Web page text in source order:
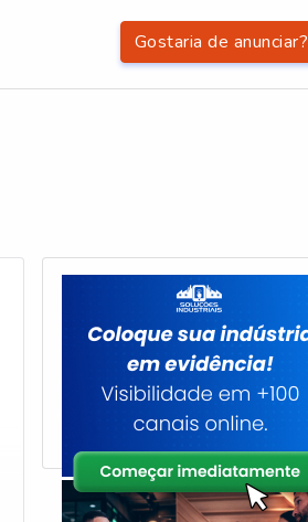
Gostaria de anunciar?